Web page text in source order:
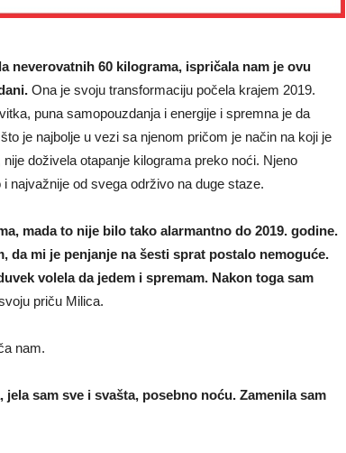
neverovatnih 60 kilograma, ispričala nam je ovu
Ona je svoju transformaciju počela krajem 2019.
puna samopouzdanja i energije i spremna je da
je najbolje u vezi sa njenom pričom je način na koji je
doživela otapanje kilograma preko noći. Njeno
najvažnije od svega održivo na duge staze.
mada to nije bilo tako alarmantno do 2019. godine.
da mi je penjanje na šesti sprat postalo nemoguće.
volela da jedem i spremam. Nakon toga sam
priču Milica.
nam.
sam sve i svašta, posebno noću. Zamenila sam